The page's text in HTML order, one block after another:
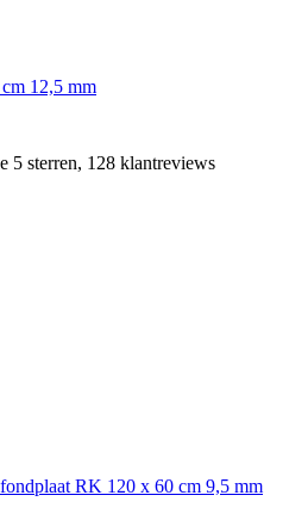
12,5 mm
5 sterren, 128 klantreviews
RK 120 x 60 cm 9,5 mm